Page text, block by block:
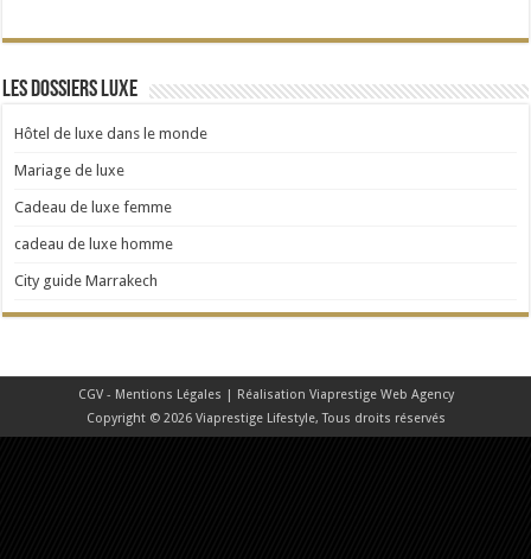
Les dossiers Luxe
Hôtel de luxe dans le monde
Mariage de luxe
Cadeau de luxe femme
cadeau de luxe homme
City guide Marrakech
CGV - Mentions Légales | Réalisation Viaprestige Web Agency
Copyright © 2026 Viaprestige Lifestyle, Tous droits réservés